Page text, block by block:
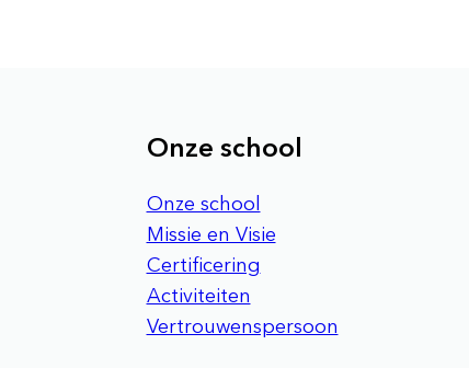
Onze school
Onze school
Missie en Visie
Certificering
Activiteiten
Vertrouwenspersoon